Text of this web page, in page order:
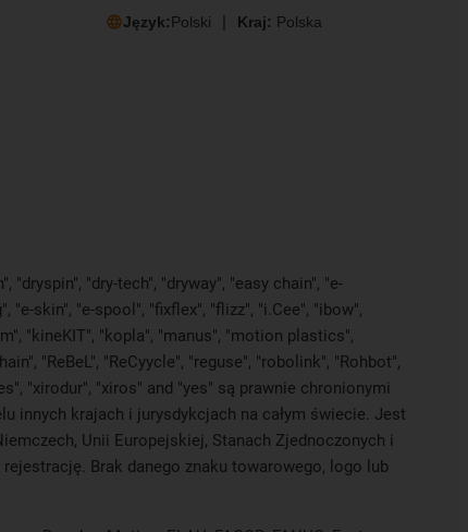
Język:Polski Kraj: Polska
"dryspin", "dry-tech", "dryway", "easy chain", "e-
skin", "e-spool", "fixflex", "flizz", "i.Cee", "ibow",
"kineKIT", "kopla", "manus", "motion plastics",
"ReBeL", "ReCyycle", "reguse", "robolink", "Rohbot",
"xirodur", "xiros" and "yes" są prawnie chronionymi
innych krajach i jurysdykcjach na całym świecie. Jest
Unii Europejskiej, Stanach Zjednoczonych i
Brak danego znaku towarowego, logo lub